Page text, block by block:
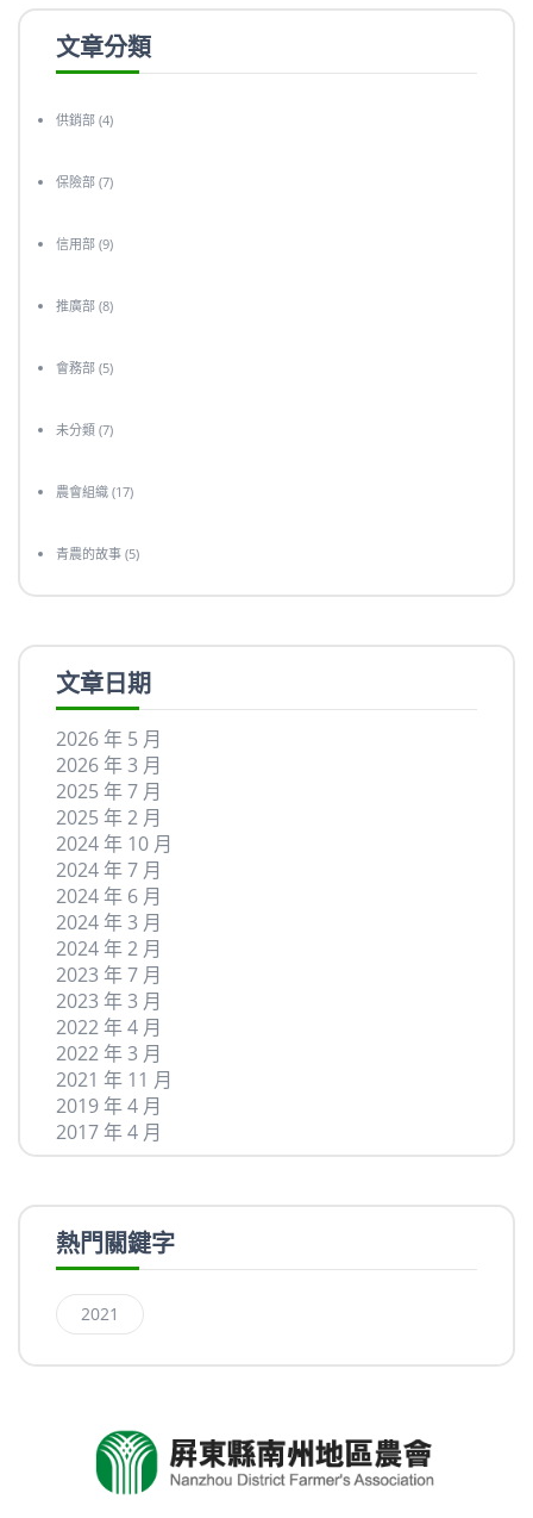
文章分類
供銷部 (4)
保險部 (7)
信用部 (9)
推廣部 (8)
會務部 (5)
未分類 (7)
農會組織 (17)
青農的故事 (5)
文章日期
2026 年 5 月
2026 年 3 月
2025 年 7 月
2025 年 2 月
2024 年 10 月
2024 年 7 月
2024 年 6 月
2024 年 3 月
2024 年 2 月
2023 年 7 月
2023 年 3 月
2022 年 4 月
2022 年 3 月
2021 年 11 月
2019 年 4 月
2017 年 4 月
熱門關鍵字
2021